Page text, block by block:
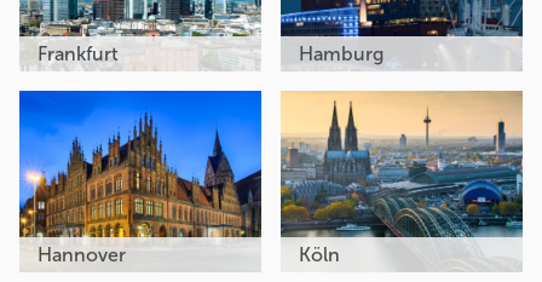
Frankfurt Hamburg
Hannover Köln